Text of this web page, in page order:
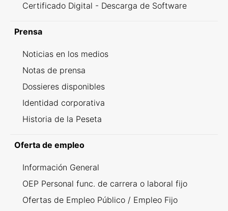
Certificado Digital - Descarga de Software
Prensa
Noticias en los medios
Notas de prensa
Dossieres disponibles
Identidad corporativa
Historia de la Peseta
Oferta de empleo
Información General
OEP Personal func. de carrera o laboral fijo
Ofertas de Empleo Público / Empleo Fijo